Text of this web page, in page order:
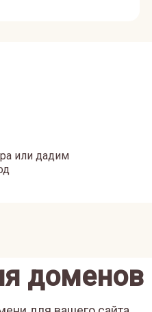
или дадим
доменов